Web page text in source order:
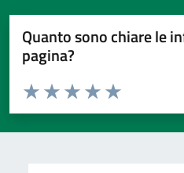
Quanto sono chiare le
pagina?
Valuta da 1 a 5 stelle la pagina
Valuta 5 stelle
Valuta 4 stelle su 5
Valuta 3 stelle su 5
Valuta 2 stelle su 5
Valuta 1 stelle su 5